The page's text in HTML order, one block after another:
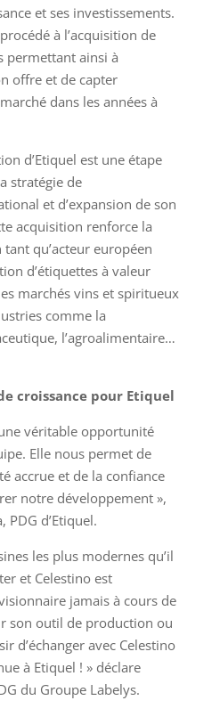
et ses investissements.
à l’acquisition de
permettant ainsi à
offre et de capter
dans les années à
d’Etiquel est une étape
stratégie de
et d’expansion de son
acquisition renforce la
qu’acteur européen
d’étiquettes à valeur
marchés vins et spiritueux
comme la
l’agroalimentaire…
croissance pour Etiquel
véritable opportunité
Elle nous permet de
accrue et de la confiance
notre développement »,
PDG d’Etiquel.
les plus modernes qu’il
et Celestino est
jamais à cours de
son outil de production ou
d’échanger avec Celestino
à Etiquel ! » déclare
du Groupe Labelys.